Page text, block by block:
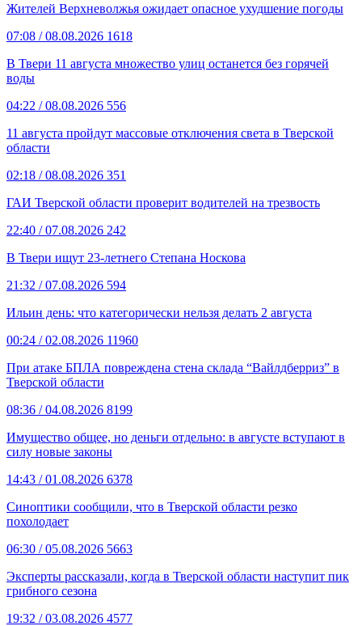
Жителей Верхневолжья ожидает опасное ухудшение погоды
07:08 / 08.08.2026 1618
В Твери 11 августа множество улиц останется без горячей
воды
04:22 / 08.08.2026 556
11 августа пройдут массовые отключения света в Тверской
области
02:18 / 08.08.2026 351
ГАИ Тверской области проверит водителей на трезвость
22:40 / 07.08.2026 242
В Твери ищут 23-летнего Степана Носкова
21:32 / 07.08.2026 594
Ильин день: что категорически нельзя делать 2 августа
00:24 / 02.08.2026 11960
При атаке БПЛА повреждена стена склада “Вайлдберриз” в
Тверской области
08:36 / 04.08.2026 8199
Имущество общее, но деньги отдельно: в августе вступают в
силу новые законы
14:43 / 01.08.2026 6378
Синоптики сообщили, что в Тверской области резко
похолодает
06:30 / 05.08.2026 5663
Эксперты рассказали, когда в Тверской области наступит пик
грибного сезона
19:32 / 03.08.2026 4577